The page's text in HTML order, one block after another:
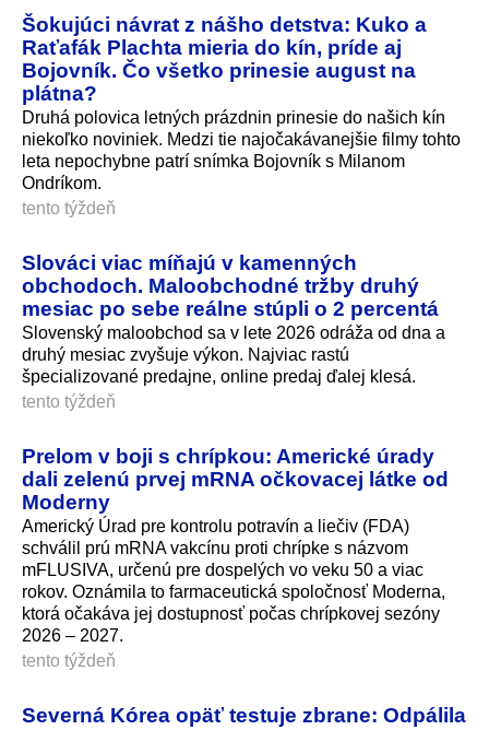
Šokujúci návrat z nášho detstva: Kuko a
Raťafák Plachta mieria do kín, príde aj
Bojovník. Čo všetko prinesie august na
plátna?
Druhá polovica letných prázdnin prinesie do našich kín
niekoľko noviniek. Medzi tie najočakávanejšie filmy tohto
leta nepochybne patrí snímka Bojovník s Milanom
Ondríkom.
tento týždeň
Slováci viac míňajú v kamenných
obchodoch. Maloobchodné tržby druhý
mesiac po sebe reálne stúpli o 2 percentá
Slovenský maloobchod sa v lete 2026 odráža od dna a
druhý mesiac zvyšuje výkon. Najviac rastú
špecializované predajne, online predaj ďalej klesá.
tento týždeň
Prelom v boji s chrípkou: Americké úrady
dali zelenú prvej mRNA očkovacej látke od
Moderny
Americký Úrad pre kontrolu potravín a liečiv (FDA)
schválil prú mRNA vakcínu proti chrípke s názvom
mFLUSIVA, určenú pre dospelých vo veku 50 a viac
rokov. Oznámila to farmaceutická spoločnosť Moderna,
ktorá očakáva jej dostupnosť počas chrípkovej sezóny
2026 – 2027.
tento týždeň
Severná Kórea opäť testuje zbrane: Odpálila